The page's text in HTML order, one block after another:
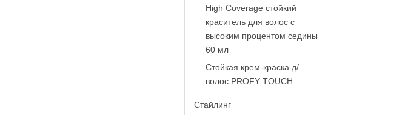
High Coverage стойкий
краситель для волос с
высоким процентом седины
60 мл
Стойкая крем-краска д/
волос PROFY TOUCH
Стайлинг